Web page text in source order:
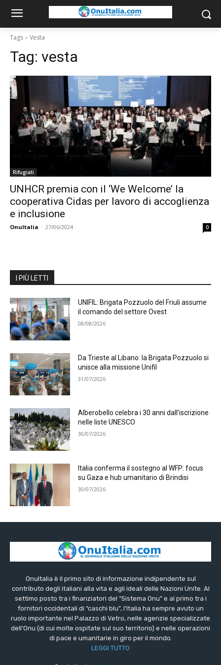
Tags Vesta
Tag: vesta
Rifugiati
UNHCR premia con il ‘We Welcome’ la
cooperativa Cidas per lavoro di accoglienza
e inclusione
OnuItalia - 27/06/2024 0
I PIÙ LETTI
UNIFIL: Brigata Pozzuolo del Friuli assume
il comando del settore Ovest
08/08/2026
Da Trieste al Libano: la Brigata Pozzuolo si
unisce alla missione Unifil
31/07/2026
Alberobello celebra i 30 anni dall’iscrizione
nelle liste UNESCO
30/07/2026
Italia conferma il sostegno al WFP: focus
su Gaza e hub umanitario di Brindisi
30/07/2026
OnuItalia è il primo sito di informazione indipendente sul
contributo degli italiani alla vita e agli ideali delle Nazioni Unite. Al
settimo posto tra i finanziatori del “Sistema Onu” e al primo tra i
fornitori occidentali di “caschi blu”, l’Italia ha sempre avuto un
ruolo importante nel Palazzo di Vetro, nelle agenzie specializzate
dell’Onu (di cui molte ospitate sul suo territorio) e nelle operazioni
di pace e umanitarie in giro per il mondo.
LEGGI TUTTO